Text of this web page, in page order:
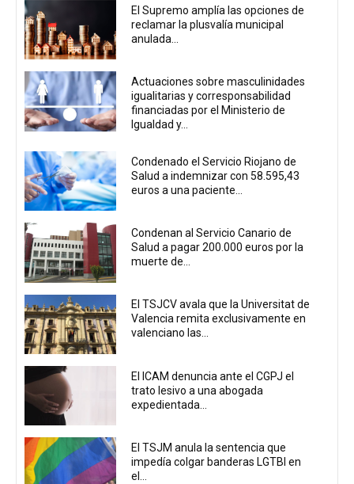
El Supremo amplía las opciones de
reclamar la plusvalía municipal
anulada...
Actuaciones sobre masculinidades
igualitarias y corresponsabilidad
financiadas por el Ministerio de
Igualdad y...
Condenado el Servicio Riojano de
Salud a indemnizar con 58.595,43
euros a una paciente...
Condenan al Servicio Canario de
Salud a pagar 200.000 euros por la
muerte de...
El TSJCV avala que la Universitat de
Valencia remita exclusivamente en
valenciano las...
El ICAM denuncia ante el CGPJ el
trato lesivo a una abogada
expedientada...
El TSJM anula la sentencia que
impedía colgar banderas LGTBI en
el...